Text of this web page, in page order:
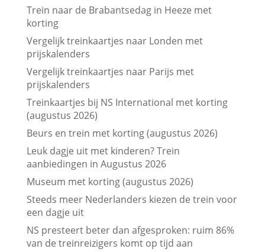
Trein naar de Brabantsedag in Heeze met
korting
Vergelijk treinkaartjes naar Londen met
prijskalenders
Vergelijk treinkaartjes naar Parijs met
prijskalenders
Treinkaartjes bij NS International met korting
(augustus 2026)
Beurs en trein met korting (augustus 2026)
Leuk dagje uit met kinderen? Trein
aanbiedingen in Augustus 2026
Museum met korting (augustus 2026)
Steeds meer Nederlanders kiezen de trein voor
een dagje uit
NS presteert beter dan afgesproken: ruim 86%
van de treinreizigers komt op tijd aan